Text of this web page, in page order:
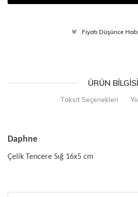
Fiyatı Düşünce
ÜRÜN BILGISI
Taksit Seçenekleri
Daphne
Çelik Tencere Sığ 16x5 cm